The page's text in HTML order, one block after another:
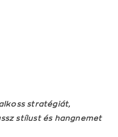
stratégiát,
stílust és hangnemet